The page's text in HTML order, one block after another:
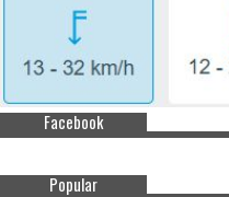
Facebook
Popular